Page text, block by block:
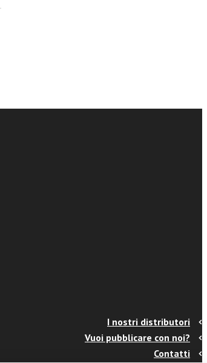
I nostri distributori
Vuoi pubblicare con noi?
Contatti